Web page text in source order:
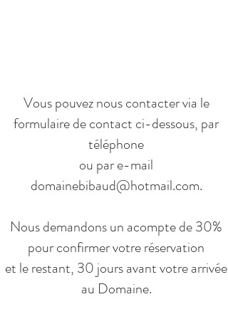
Vous pouvez nous contacter via le
formulaire de contact ci-dessous, par
téléphone
ou par e-mail
domainebibaud@hotmail.com.
Nous demandons un acompte de 30%
pour confirmer votre réservation
et le restant, 30 jours avant votre arrivée
au Domaine.